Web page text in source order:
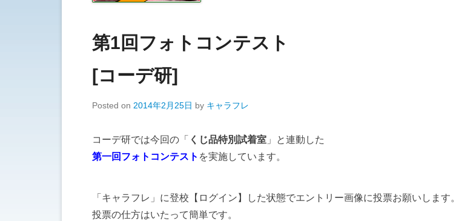
第1回フォトコンテスト
[コーデ研]
Posted on 2014年2月25日 by キャラフレ
コーデ研では今回の「 くじ品特別試着室 」と連動した
第一回フォトコンテスト を実施しています。
「キャラフレ」に登校【ログイン】した状態でエントリー画像に投票お願いします。
投票の仕方はいたって簡単です。